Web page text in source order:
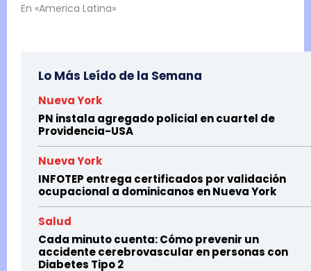
En «America Latina»
Lo Más Leído de la Semana
Nueva York
PN instala agregado policial en cuartel de
Providencia-USA
Nueva York
INFOTEP entrega certificados por validación
ocupacional a dominicanos en Nueva York
Salud
Cada minuto cuenta: Cómo prevenir un
accidente cerebrovascular en personas con
Diabetes Tipo 2